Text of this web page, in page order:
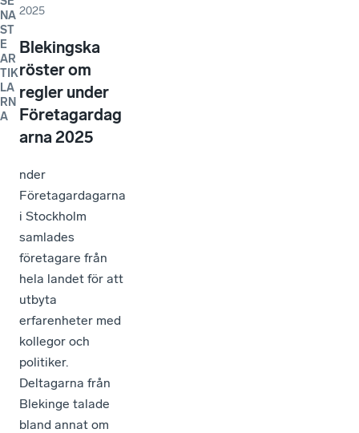
NA
ST
E
AR
TIK
LA
RN
A
2025
Blekingska
röster om
regler under
Företagardag
arna 2025
nder
Företagardagarna
i Stockholm
samlades
företagare från
hela landet för att
utbyta
erfarenheter med
kollegor och
politiker.
Deltagarna från
Blekinge talade
bland annat om